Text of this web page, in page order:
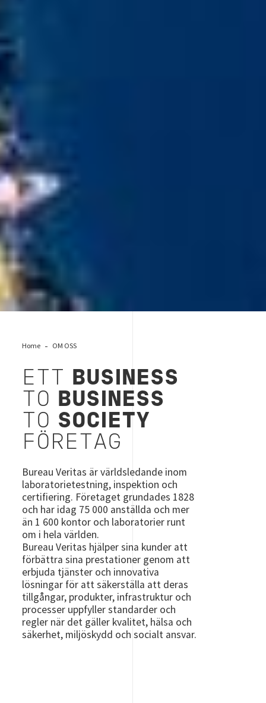
Home OM OSS
ETT
BUSINESS
TO
BUSINESS
TO SOCIETY
FÖRETAG
Bureau Veritas är världsledande inom
laboratorietestning, inspektion och
certifiering. Företaget grundades 1828
och har idag 75 000 anställda och mer
än 1 600 kontor och laboratorier runt
om i hela världen.
Bureau Veritas hjälper sina kunder att
förbättra sina prestationer genom att
erbjuda tjänster och innovativa
lösningar för att säkerställa att deras
tillgångar, produkter, infrastruktur och
processer uppfyller standarder och
regler när det gäller kvalitet, hälsa och
säkerhet, miljöskydd och socialt ansvar.